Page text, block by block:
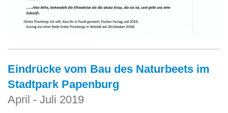
Eindrücke vom Bau des Naturbeets im
Stadtpark Papenburg
April - Juli 2019